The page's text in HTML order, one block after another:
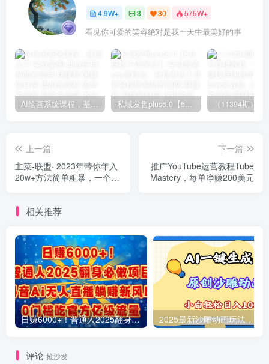
4.9W+ 3 30 575W+
看见你可爱的笑容绝对是我一天中最美好的事
AI绘画系统课程，基础入门-实战案例-商业应用 私域发售plus6.0【5月份线下课录音】/全域套装sop流程包，社群发售工具套装模型
上一篇
韭菜-联盟· 2023年带你年入
20w+方法简单粗暴，一个教
下一篇
推广YouTube运营教程Tube
Mastery，每单净赚200美元
相关推荐
日赚6000+！普通人2025翻身必做项目，抖音Ai无人直播躺赚新风口，0门槛吃官方亿级流量
评论 抢沙发